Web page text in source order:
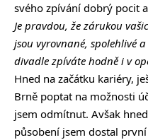
svého zpívání dobrý pocit
Je pravdou, že zárukou
jsou vyrovnané, spolehlivé
divadle zpíváte hodně i v
Hned na začátku kariéry,
Brně poptat na možnosti
jsem odmítnut. Avšak
působení jsem dostal